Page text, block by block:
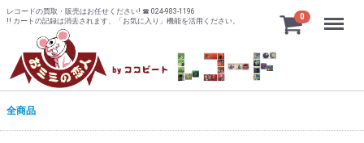
レコードの買取・販売はお任せください! ☎ 024-983-1196
!! カートの記録は消去されます、「お気に入り」機能を活用ください。
0 Menu
全商品